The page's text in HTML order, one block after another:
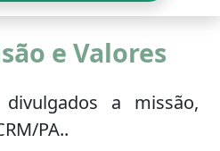
e Valores
a missão,
PA..